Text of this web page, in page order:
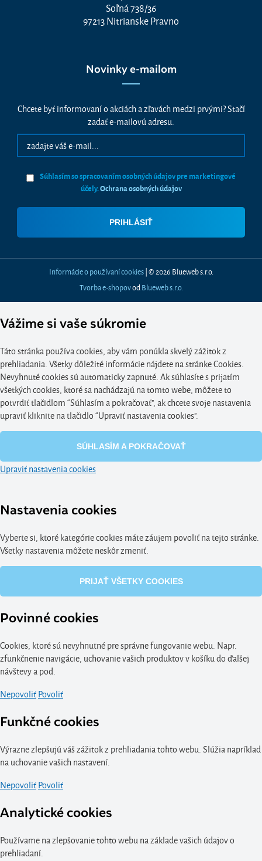
Soľná 738/36
97213 Nitrianske Pravno
Novinky e-mailom
Chcete byť informovaní o akciách a zľavách medzi prvými? Stačí
zadať e-mailovú adresu.
Súhlasím so spracovaním osobných údajov pre marketingové
účely.Ochrana osobných údajov
Informácie o používaní cookies| © 2026 Blueweb s.r.o.
Tvorba e-shopovod Blueweb s.r.o.
Vážime si vaše súkromie
Táto stránka používa cookies, aby vám ponúkla skvelý zážitok z
prehliadania. Všetky dôležité informácie nájdete na stránke Cookies.
Nevyhnuté cookies sú automaticky zapnuté. Ak súhlasíte s prijatím
všetkých cookies, ktoré sa nachádzajú na tomto webe, môžete to
potvrdiť tlačidlom “Súhlasím a pokračovať", ak chcete svoje nastavenia
upraviť kliknite na tlačidlo “Upraviť nastavenia cookies".
SÚHLASÍM A POKRAČOVAŤ
Upraviť nastavenia cookies
Nastavenia cookies
Vyberte si, ktoré kategórie cookies máte záujem povoliť na tejto stránke.
Všetky nastavenia môžete neskôr zmeniť.
PRIJAŤ VŠETKY COOKIES
Povinné cookies
Cookies, ktoré sú nevyhnutné pre správne fungovanie webu. Napr.
zfunkčnenie navigácie, uchovanie vašich produktov v košíku do ďalšej
návštevy a pod.
NepovoliťPovoliť
Funkčné cookies
Výrazne zlepšujú váš zážitok z prehliadania tohto webu. Slúžia napríklad
na uchovanie vašich nastavení.
NepovoliťPovoliť
Analytické cookies
Používame na zlepšovanie tohto webu na základe vašich údajov o
prehliadaní.